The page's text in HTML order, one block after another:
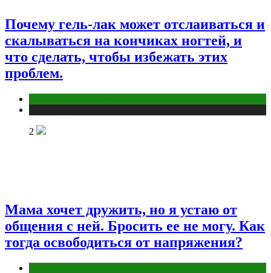
Почему гель-лак может отслаиваться и
скалываться на кончиках ногтей, и
что сделать, чтобы избежать этих
проблем.
2
Мама хочет дружить, но я устаю от
общения с ней. Бросить ее не могу. Как
тогда освободиться от напряжения?